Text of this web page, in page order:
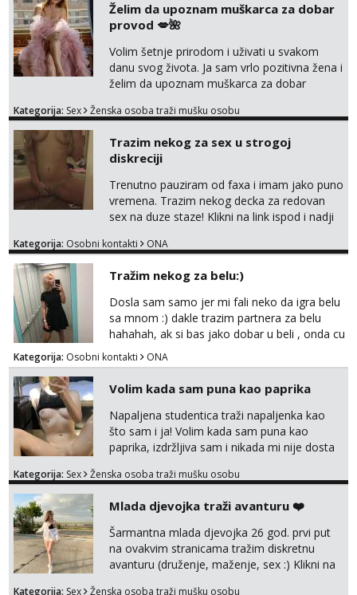
dostupna radnim danom (vikendi i noći su za
obitelj) - vodiš brigu o zdravlju i koristiš
zaštitu Ne javljajte se: - debele - frajeri i
paro...
Želim da upoznam muškarca za dobar
provod 💋🌺
Volim šetnje prirodom i uživati u svakom
danu svog života. Ja sam vrlo pozitivna žena i
želim da upoznam muškarca za dobar
na link ispod i nadji me tamo, cekam te!
Kategorija: Sex Ženska osoba traži mušku osobu
Trazim nekog za sex u strogoj
diskreciji
Trenutno pauziram od faxa i imam jako puno
vremena. Trazim nekog decka za redovan
sex na duze staze! Klikni na link ispod i nadji
Kategorija: Osobni kontakti ONA
Tražim nekog za belu:)
Dosla sam samo jer mi fali neko da igra belu
sa mnom :) dakle trazim partnera za belu
hahahah, ak si bas jako dobar u beli , onda cu
razmislit za dalje Klikni na link ispod i nadji me
tamo, cekam te!
Kategorija: Osobni kontakti ONA
Volim kada sam puna kao paprika
Napaljena studentica traži napaljenka kao
što sam i ja! Volim kada sam puna kao
paprika, izdržljiva sam i nikada mi nije dosta
bilo kad i bilo gdje zato se javi što prije da
tamo, cekam te!
Kategorija: Sex Ženska osoba traži mušku osobu
Mlada djevojka traži avanturu ❤️
Šarmantna mlada djevojka 26 god. prvi put
na ovakvim stranicama tražim diskretnu
avanturu (druženje, maženje, sex :) Klikni na
Kategorija: Sex Ženska osoba traži mušku osobu